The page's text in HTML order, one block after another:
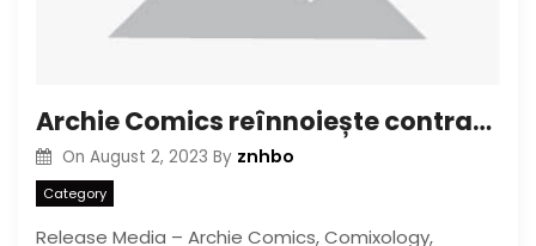
Archie Comics reînnoiește contractul de distribuție a comixologiei, precum și extinde problemele unice la Amazon
On August 2, 2023 By znhbo
Category
Release Media – Archie Comics, Comixology,